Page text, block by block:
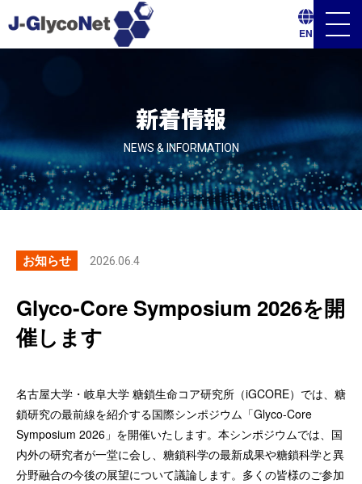
EN
ニ
ュ
新着情報
NEWS & INFORMATION
お知らせ 2026.06.4
Glyco-Core Symposium 2026を開
催します
名古屋大学・岐阜大学 糖鎖生命コア研究所（iGCORE）では、糖
鎖研究の最前線を紹介する国際シンポジウム「Glyco-Core
Symposium 2026」を開催いたします。本シンポジウムでは、国
内外の研究者が一堂に会し、糖鎖科学の最新成果や糖鎖科学と異
分野融合の今後の展望について議論します。多くの皆様のご参加